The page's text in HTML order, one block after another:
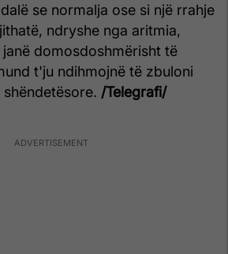
se normalja ose si një rrahje
ndryshe nga aritmia,
domosdoshmërisht të
t'ju ndihmojnë të zbuloni
/Telegrafi/